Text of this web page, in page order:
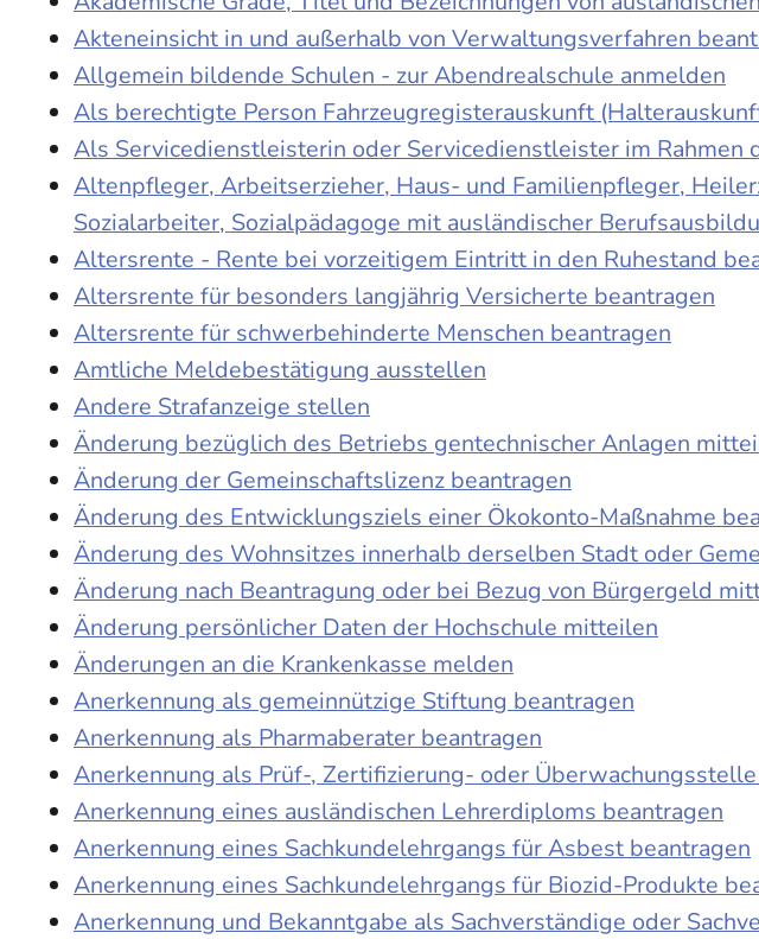
Akteneinsicht in und außerhalb von Verwaltungsverfahren
Allgemein bildende Schulen - zur Abendrealschule anmelden
Als berechtigte Person Fahrzeugregisterauskunft
Als Servicedienstleisterin oder Servicedienstleister im Rahmen
Altenpfleger, Arbeitserzieher, Haus- und Familienpfleger,
Sozialarbeiter, Sozialpädagoge mit ausländischer
Altersrente - Rente bei vorzeitigem Eintritt in den Ruhestand
Altersrente für besonders langjährig Versicherte beantragen
Altersrente für schwerbehinderte Menschen beantragen
Amtliche Meldebestätigung ausstellen
Andere Strafanzeige stellen
Änderung bezüglich des Betriebs gentechnischer Anlagen
Änderung der Gemeinschaftslizenz beantragen
Änderung des Entwicklungsziels einer Ökokonto-Maßnahme
Änderung des Wohnsitzes innerhalb derselben Stadt oder
Änderung nach Beantragung oder bei Bezug von Bürgergeld
Änderung persönlicher Daten der Hochschule mitteilen
Änderungen an die Krankenkasse melden
Anerkennung als gemeinnützige Stiftung beantragen
Anerkennung als Pharmaberater beantragen
Anerkennung als Prüf-, Zertifizierung- oder
Anerkennung eines ausländischen Lehrerdiploms beantragen
Anerkennung eines Sachkundelehrgangs für Asbest beantragen
Anerkennung eines Sachkundelehrgangs für Biozid-Produkte
Anerkennung und Bekanntgabe als Sachverständige oder